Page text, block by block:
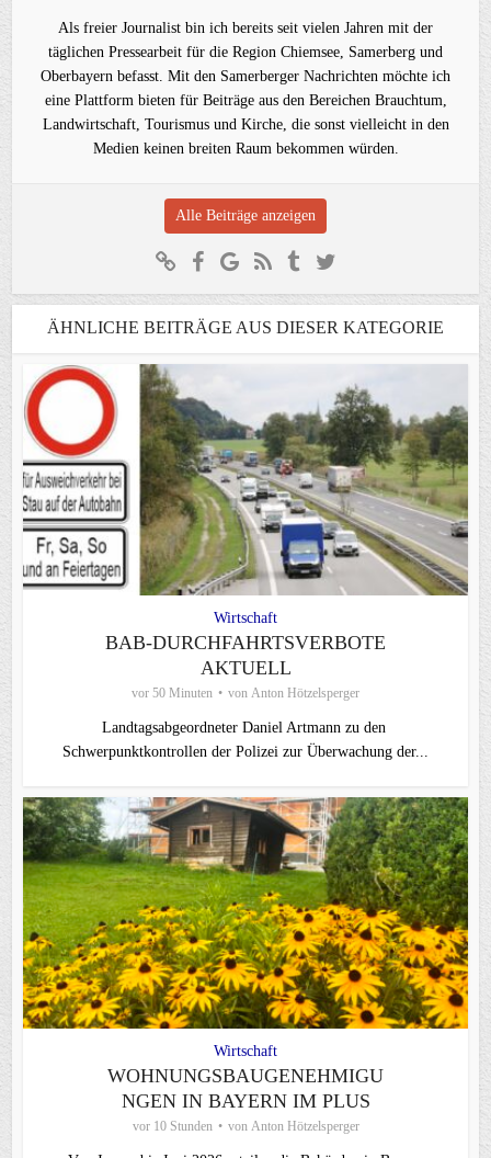
Als freier Journalist bin ich bereits seit vielen Jahren mit der
täglichen Pressearbeit für die Region Chiemsee, Samerberg und
Oberbayern befasst. Mit den Samerberger Nachrichten möchte ich
eine Plattform bieten für Beiträge aus den Bereichen Brauchtum,
Landwirtschaft, Tourismus und Kirche, die sonst vielleicht in den
Medien keinen breiten Raum bekommen würden.
Alle Beiträge anzeigen
ÄHNLICHE BEITRÄGE AUS DIESER KATEGORIE
Wirtschaft
BAB-DURCHFAHRTSVERBOTE
AKTUELL
vor 50 Minuten von Anton Hötzelsperger
Landtagsabgeordneter Daniel Artmann zu den
Schwerpunktkontrollen der Polizei zur Überwachung der...
Wirtschaft
WOHNUNGSBAUGENEHMIGU
NGEN IN BAYERN IM PLUS
vor 10 Stunden von Anton Hötzelsperger